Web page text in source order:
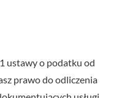
ustawy o podatku od
prawo do odliczenia